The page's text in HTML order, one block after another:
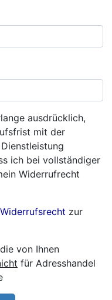
ausdrücklich,
mit der
ich bei vollständiger
Widerrufrecht
Widerrufsrecht zur
von Ihnen
für Adresshandel